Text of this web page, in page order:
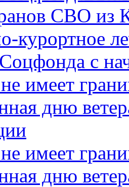
СВО из
курортное
с
имеет
дню
имеет
дню